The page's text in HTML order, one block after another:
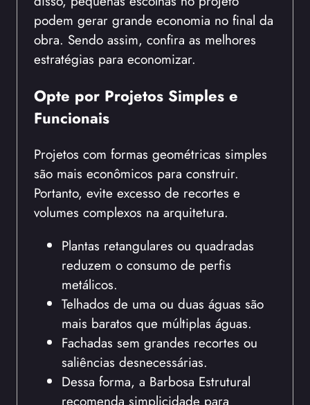
podem gerar grande economia no final da
obra. Sendo assim, confira as melhores
estratégias para economizar.
Opte por Projetos Simples e
Funcionais
Projetos com formas geométricas simples
são mais econômicos para construir.
Portanto, evite excesso de recortes e
volumes complexos na arquitetura.
Plantas retangulares ou quadradas
reduzem o consumo de perfis
metálicos.
Telhados de uma ou duas águas são
mais baratos que múltiplas águas.
Fachadas sem grandes recortes ou
saliências desnecessárias.
Dessa forma, a Barbosa Estrutural
recomenda simplicidade para